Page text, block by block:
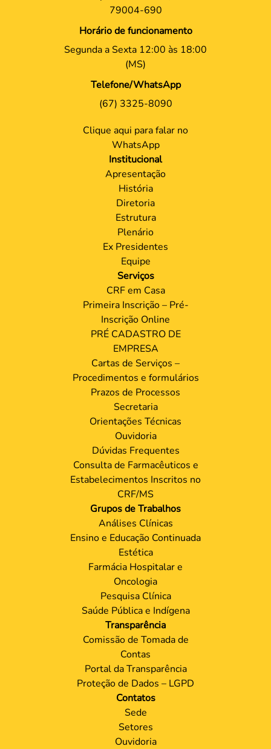
79004-690
Horário de funcionamento
Segunda a Sexta 12:00 às 18:00
(MS)
Telefone/WhatsApp
(67) 3325-8090
Clique aqui para falar no
WhatsApp
Institucional
Apresentação
História
Diretoria
Estrutura
Plenário
Ex Presidentes
Equipe
Serviços
CRF em Casa
Primeira Inscrição – Pré-
Inscrição Online
PRÉ CADASTRO DE
EMPRESA
Cartas de Serviços –
Procedimentos e formulários
Prazos de Processos
Secretaria
Orientações Técnicas
Ouvidoria
Dúvidas Frequentes
Consulta de Farmacêuticos e
Estabelecimentos Inscritos no
CRF/MS
Grupos de Trabalhos
Análises Clínicas
Ensino e Educação Continuada
Estética
Farmácia Hospitalar e
Oncologia
Pesquisa Clínica
Saúde Pública e Indígena
Transparência
Comissão de Tomada de
Contas
Portal da Transparência
Proteção de Dados – LGPD
Contatos
Sede
Setores
Ouvidoria